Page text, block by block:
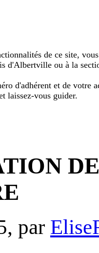
de ce site,
d'Albertville ou à la
d'adhérent et de votre
laissez-vous guider.
par